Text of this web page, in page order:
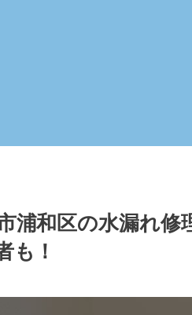
浦和区の水漏れ修
も！